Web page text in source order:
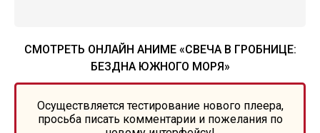
СМОТРЕТЬ ОНЛАЙН АНИМЕ «СВЕЧА В ГРОБНИЦЕ:
БЕЗДНА ЮЖНОГО МОРЯ»
Осуществляется тестирование нового плеера,
просьба писать комментарии и пожелания по